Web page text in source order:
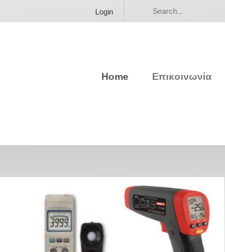
Login
Home Επικοινωνία